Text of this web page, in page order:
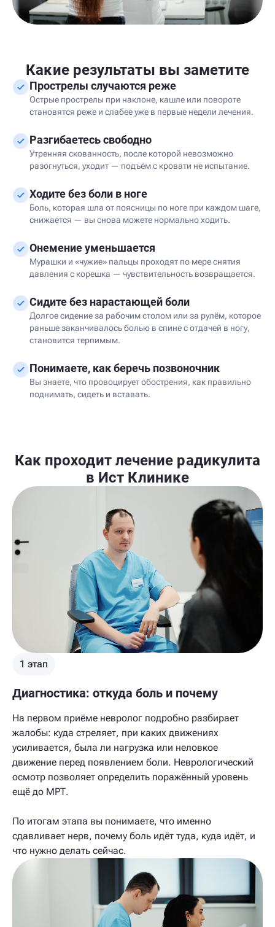
Какие результаты вы заметите
Прострелы случаются реже
Острые прострелы при наклоне, кашле или повороте
становятся реже и слабее уже в первые недели лечения.
Разгибаетесь свободно
Утренняя скованность, после которой невозможно
разогнуться, уходит — подъём с кровати не испытание.
Ходите без боли в ноге
Боль, которая шла от поясницы по ноге при каждом шаге,
снижается — вы снова можете нормально ходить.
Онемение уменьшается
Мурашки и «чужие» пальцы проходят по мере снятия
давления с корешка — чувствительность возвращается.
Сидите без нарастающей боли
Долгое сидение за рабочим столом или за рулём, которое
раньше заканчивалось болью в спине с отдачей в ногу,
становится терпимым.
Понимаете, как беречь позвоночник
Вы знаете, что провоцирует обострения, как правильно
поднимать, сидеть и вставать.
Как проходит лечение радикулита
в Ист Клинике
1 этап
Диагностика: откуда боль и почему
На первом приёме невролог подробно разбирает
жалобы: куда стреляет, при каких движениях
усиливается, была ли нагрузка или неловкое
движение перед появлением боли. Неврологический
осмотр позволяет определить поражённый уровень
ещё до МРТ.
По итогам этапа вы понимаете, что именно
сдавливает нерв, почему боль идёт туда, куда идёт, и
что нужно делать сейчас.